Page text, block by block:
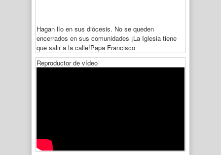
Hagan lío en sus diócesis. No se queden
encerrados en sus comunidades ¡La Iglesia tiene
que salir a la calle!Papa Francisco
Reproductor de vídeo